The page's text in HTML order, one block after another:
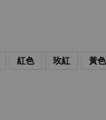
紅色 玫紅 黃色